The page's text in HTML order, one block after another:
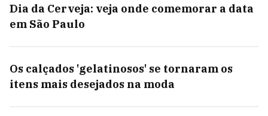
Dia da Cerveja: veja onde comemorar a data
em São Paulo
Os calçados 'gelatinosos' se tornaram os
itens mais desejados na moda